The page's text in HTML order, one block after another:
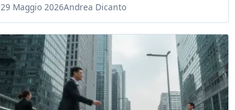
29 Maggio 2026Andrea Dicanto